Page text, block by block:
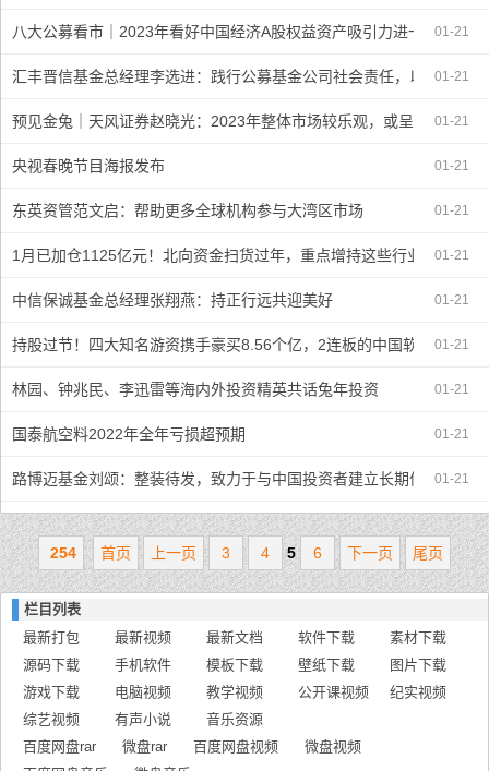
八大公募看市｜2023年看好中国经济A股权益资产吸引力进一步提升
01-21
汇丰晋信基金总经理李选进：践行公募基金公司社会责任，以投资人
01-21
预见金兔｜天风证券赵晓光：2023年整体市场较乐观，或呈现各板块
01-21
央视春晚节目海报发布 01-21
东英资管范文启：帮助更多全球机构参与大湾区市场 01-21
1月已加仓1125亿元！北向资金扫货过年，重点增持这些行业与个股
01-21
中信保诚基金总经理张翔燕：持正行远共迎美好 01-21
持股过节！四大知名游资携手豪买8.56个亿，2连板的中国软件节后再
01-21
林园、钟兆民、李迅雷等海内外投资精英共话兔年投资 01-21
国泰航空料2022年全年亏损超预期 01-21
路博迈基金刘颂：整装待发，致力于与中国投资者建立长期信任合作关
01-21
254 首页 上一页 3 4 5 6 下一页 尾页
栏目列表
最新打包
最新视频 最新文档 软件下载
素材下载
源码下载
手机软件 模板下载 壁纸下载
图片下载
游戏下载
电脑视频 教学视频 公开课视频
纪实视频
综艺视频
有声小说
音乐资源
百度网盘rar
微盘rar 百度网盘视频
微盘视频